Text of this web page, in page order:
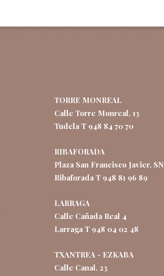
TORRE MONREAL
Calle Torre Monreal, 13
Tudela T 948 84 70 70
RIBAFORADA
Plaza San Francisco Javier, SN
Ribaforada T 948 81 96 89
LARRAGA
Calle Cañada Real 4
Larraga T 948 04 02 48
TXANTREA - EZKABA
Calle Canal, 23